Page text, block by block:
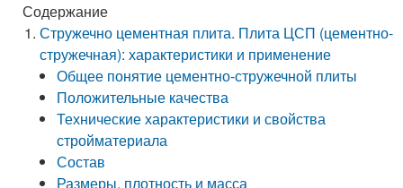
Содержание
Стружечно цементная плита. Плита ЦСП (цементно-
стружечная): характеристики и применение
Общее понятие цементно-стружечной плиты
Положительные качества
Технические характеристики и свойства
стройматериала
Состав
Размеры, плотность и масса